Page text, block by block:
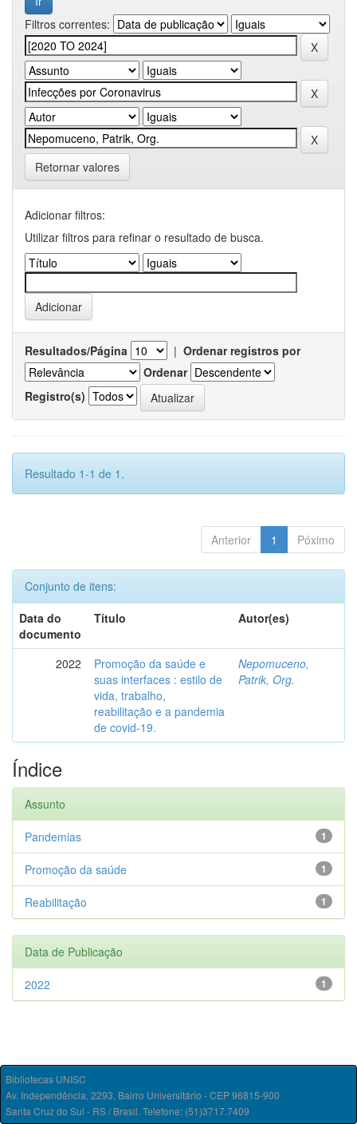
Filtros correntes:
Retornar valores
Adicionar filtros:
Utilizar filtros para refinar o resultado de busca.
Resultados/Página | Ordenar registros por
Ordenar
Registro(s)
Resultado 1-1 de 1.
Anterior 1 Póximo
Conjunto de itens:
Data do
documento
Título Autor(es)
2022
Promoção da saúde e
suas interfaces : estilo de
vida, trabalho,
reabilitação e a pandemia
de covid-19.
Nepomuceno,
Patrik, Org.
Índice
Assunto
1
Pandemias
1
Promoção da saúde
1
Reabilitação
Data de Publicação
1
2022
Bibliotecas UNISC
Av. Independência, 2293, Bairro Universitário - CEP 96815-900
Santa Cruz do Sul - RS / Brasil. Telefone: (51)3717.7409